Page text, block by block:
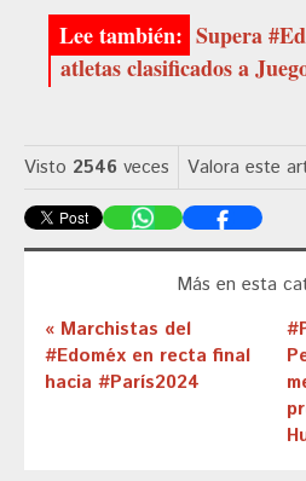
Supera
atletas clasificados a
Visto 2546 veces Valora este
Más en esta
« Marchistas del
#Edoméx en recta final
hacia #París2024